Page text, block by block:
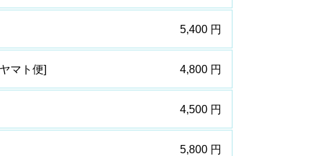
5,400 円
マト便] 4,800 円
4,500 円
5,800 円